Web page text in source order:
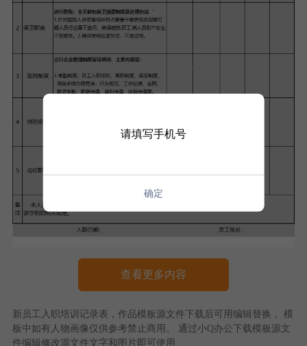
查看更多内容
新员工入职培训记录表 ，作品模板源文件下载后可用编辑替换， 模
板中如有人物画像仅供参考禁止商用。 通过小Q办公下载模板源文
件编辑修改源文件文字和图片即可使用
请填写手机号
确定